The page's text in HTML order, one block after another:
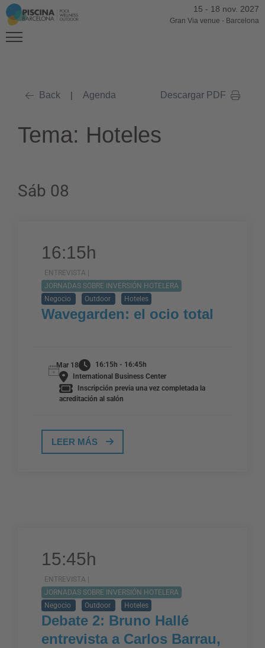
15 - 18 nov. 2027
Gran Via venue - Barcelona
Back | Agenda Descargar PDF
Tema: Hoteles
Sáb 08
16:15h
ENTREVISTA |
JORNADAS SOBRE INVERSIÓN HOTELERA
Negocio
Outdoor Hoteles
Wavegarden: el ocio total
Mar 18
16:15h - 16:45h
International Business Center
Inscripción previa una vez completada la
acreditación al salón
LEER MÁS
15:45h
ENTREVISTA |
JORNADAS SOBRE INVERSIÓN HOTELERA
Negocio
Outdoor Hoteles
Debate 2: Bruno Hallé
entrevista a Carlos Barrau,